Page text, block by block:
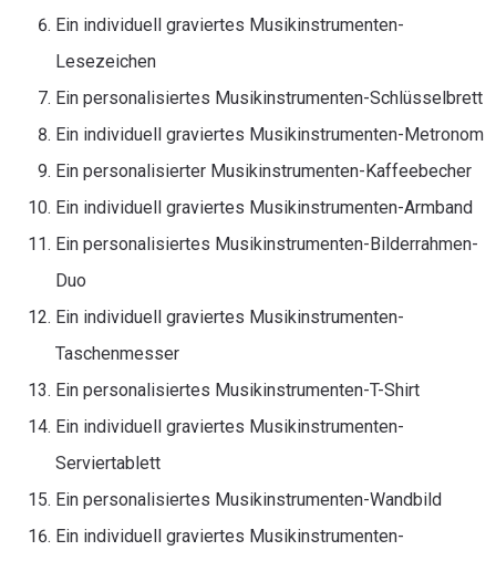
Ein individuell graviertes Musikinstrumenten-
Lesezeichen
Ein personalisiertes Musikinstrumenten-Schlüsselbrett
Ein individuell graviertes Musikinstrumenten-Metronom
Ein personalisierter Musikinstrumenten-Kaffeebecher
Ein individuell graviertes Musikinstrumenten-Armband
Ein personalisiertes Musikinstrumenten-Bilderrahmen-
Duo
Ein individuell graviertes Musikinstrumenten-
Taschenmesser
Ein personalisiertes Musikinstrumenten-T-Shirt
Ein individuell graviertes Musikinstrumenten-
Serviertablett
Ein personalisiertes Musikinstrumenten-Wandbild
Ein individuell graviertes Musikinstrumenten-